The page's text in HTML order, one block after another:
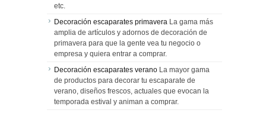
etc.
Decoración escaparates primavera La gama más
amplia de artículos y adornos de decoración de
primavera para que la gente vea tu negocio o
empresa y quiera entrar a comprar.
Decoración escaparates verano La mayor gama
de productos para decorar tu escaparate de
verano, diseños frescos, actuales que evocan la
temporada estival y animan a comprar.